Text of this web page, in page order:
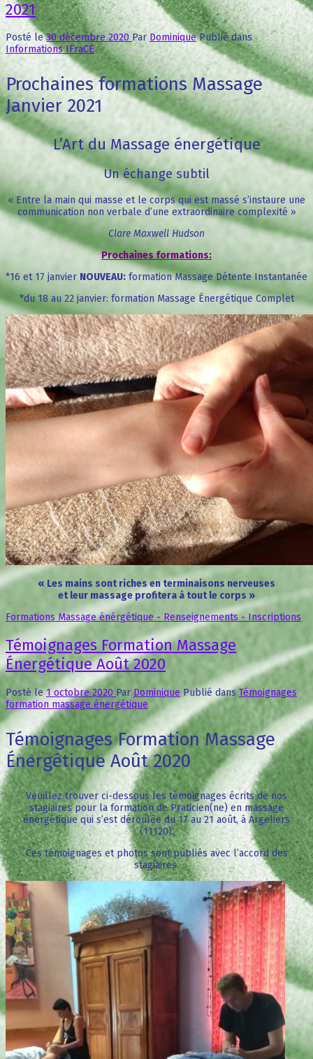
2021
Posté le30 décembre 2020 Par Dominique Publié dans
Informations IFraCE
Prochaines formations Massage
Janvier 2021
L’Art du Massage énergétique
Un échange subtil
« Entre la main qui masse et le corps qui est massé s’instaure une
communication non verbale d’une extraordinaire complexité »
Clare Maxwell Hudson
Prochaines formations:
*16 et 17 janvier NOUVEAU: formation Massage Détente Instantanée
*du 18 au 22 janvier: formation Massage Énergétique Complet
« Les mains sont riches en terminaisons nerveuses
et leur massage profitera à tout le corps »
Formations Massage énérgétique - Renseignements - Inscriptions
Témoignages Formation Massage
Énergétique Août 2020
Posté le1 octobre 2020 ParDominique Publié dansTémoignages
formation massage énergétique
Témoignages Formation Massage
Énergétique Août 2020
Veuillez trouver ci-dessous les témoignages écrits de nos
stagiaires pour la formation de Praticien(ne) en massage
énergétique qui s’est déroulée du 17 au 21 août, à Argeliers
(11120).
Ces témoignages et photos sont publiés avec l’accord des
stagiaires.